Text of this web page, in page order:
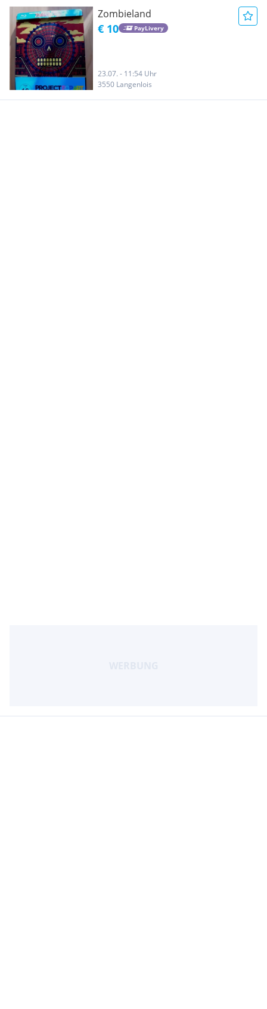
Zombieland
€ 10 PayLivery
23.07. - 11:54 Uhr
3550 Langenlois